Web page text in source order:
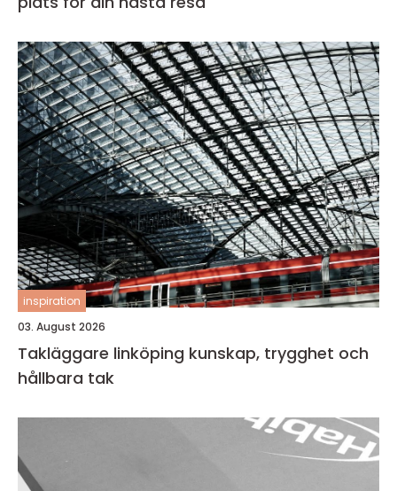
inspiration
03. August 2026
Takläggare linköping kunskap, trygghet och
hållbara tak